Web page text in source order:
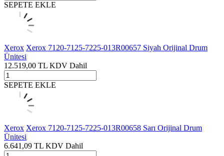
SEPETE EKLE
Xerox Xerox 7120-7125-7225-013R00657 Siyah Orijinal Drum
Ünitesi
12.519,00 TL KDV Dahil
SEPETE EKLE
Xerox Xerox 7120-7125-7225-013R00658 Sarı Orijinal Drum
Ünitesi
6.641,09 TL KDV Dahil